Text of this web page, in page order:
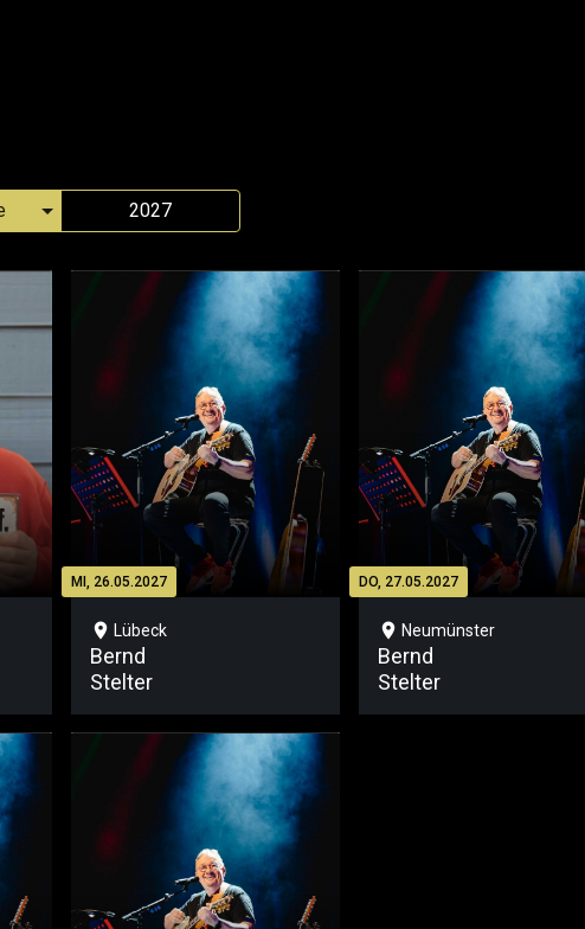
2027
MI, 26.05.2027
location_on Lübeck
Bernd
Stelter
DO, 27.05.2027
location_on Neumünster
Bernd
Stelter